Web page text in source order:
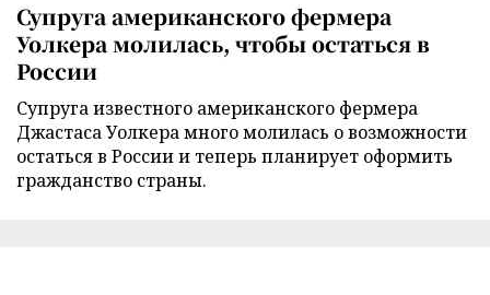
Супруга американского фермера
Уолкера молилась, чтобы остаться в
России
Супруга известного американского фермера
Джастаса Уолкера много молилась о возможности
остаться в России и теперь планирует оформить
гражданство страны.